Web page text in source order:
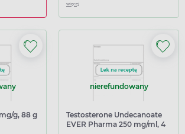
więcej
g, 88 g
nierefundowany
Testosterone Undecanoate
EVER Pharma 250 mg/ml, 4